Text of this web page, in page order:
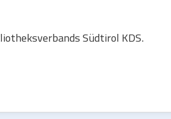
Südtirol KDS.